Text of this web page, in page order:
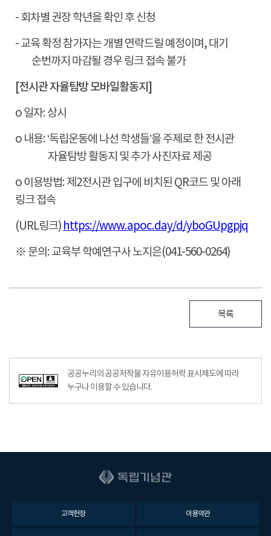
-회차별 권장 학년을 확인 후 신청
-교육 확정 참가자는 개별 연락드릴 예정이며,대기
순번까지 마감될 경우 링크 접속 불가
[전시관 자율탐방 모바일활동지]
o 일자: 상시
o 내용: ‘독립운동에 나선 학생들’을 주제로 한 전시관
자율탐방 활동지 및 추가 사진자료 제공
o 이용방법: 제 2전시관 입구에 비치된 QR코드 및 아래
링크 접속
(URL링크) https://www.apoc.day/d/yboGUpgpjq
※ 문의 : 교육부 학예연구사 노지은(041-560-0264)
목록
공공누리의 공공저작물 자유이용허락 표시제도에 따라
누구나 이용할 수 있습니다.
고객헌장 이용약관